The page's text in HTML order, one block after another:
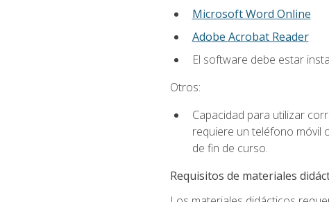
Microsoft Word Online
Adobe Acrobat Reader
El software debe estar
Otros:
Capacidad para utilizar
requiere un teléfono móvil
de fin de curso.
Requisitos de materiales